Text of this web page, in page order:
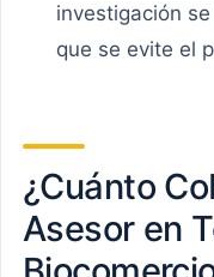
investigación
que se evite el
¿Cuánto
Asesor en